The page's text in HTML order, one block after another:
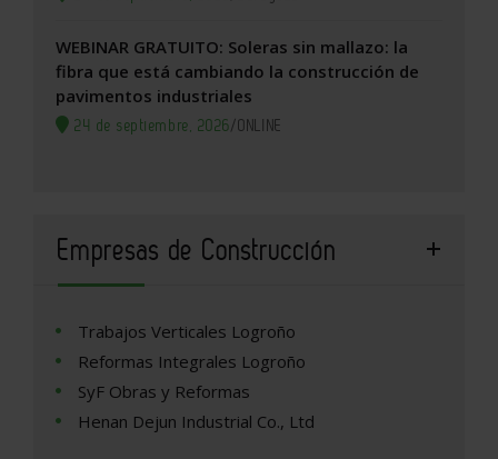
WEBINAR GRATUITO: Soleras sin mallazo: la
fibra que está cambiando la construcción de
pavimentos industriales
24 de septiembre, 2026/ONLINE
Empresas de Construcción
Trabajos Verticales Logroño
Reformas Integrales Logroño
SyF Obras y Reformas
Henan Dejun Industrial Co., Ltd